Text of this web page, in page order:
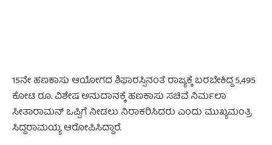
15ನೇ ಹಣಕಾಸು ಆಯೋಗದ ಶಿಫಾರಸ್ಸಿನಂತೆ ರಾಜ್ಯಕ್ಕೆ ಬರಬೇಕಿದ್ದ 5,495
ಕೋಟಿ ರೂ. ವಿಶೇಷ ಅನುದಾನಕ್ಕೆ ಹಣಕಾಸು ಸಚಿವೆ ನಿರ್ಮಲಾ
ಸೀತಾರಾಮನ್ ಒಪ್ಪಿಗೆ ನೀಡಲು ನಿರಾಕರಿಸಿದರು ಎಂದು ಮುಖ್ಯಮಂತ್ರಿ
ಸಿದ್ದರಾಮಯ್ಯ ಆರೋಪಿಸಿದ್ದಾರೆ.